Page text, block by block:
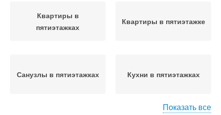
Квартиры в
пятиэтажках
Квартиры в пятиэтажке
Санузлы в пятиэтажках Кухни в пятиэтажках
Показать все